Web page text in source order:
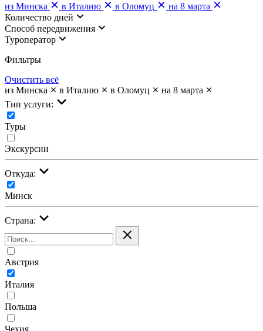
из Минска
в Италию в Оломуц
на 8 марта
Количество дней
Cпособ передвижения
Туроператор
Фильтры
Очистить всё
из Минска
в Италию в Оломуц
на 8 марта
Тип услуги:
Туры
Экскурсии
Откуда:
Минск
Страна:
Австрия
Италия
Польша
Чехия